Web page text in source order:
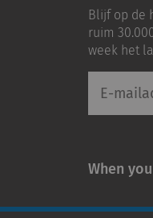
LinkedIn
Blijf op de
ruim
week het
mailadres
When